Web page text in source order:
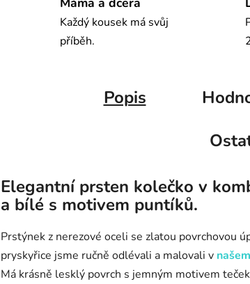
Každý kousek má svůj
příběh.
Popis
Elegantní prsten kolečko v
a bílé s motivem puntíků.
Prstýnek z nerezové oceli se zlatou povrchovou
pryskyřice jsme ručně odlévali a malovali v
Má krásně lesklý povrch s jemným motivem